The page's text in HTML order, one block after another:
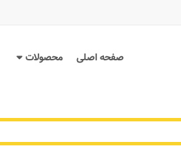
صفحه اصلی محصولات